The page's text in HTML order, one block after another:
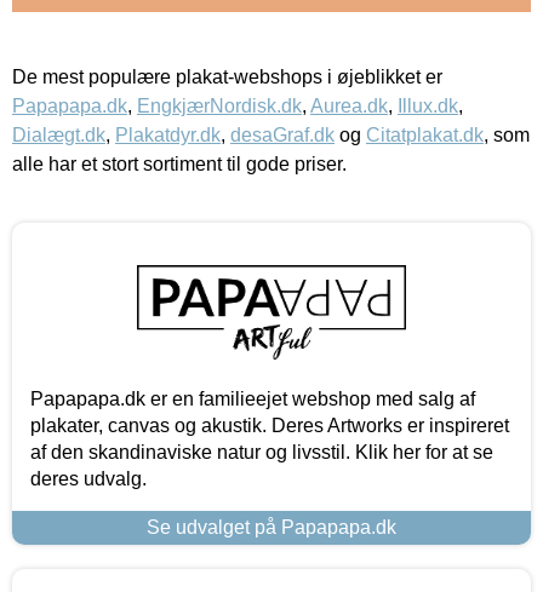
De mest populære plakat-webshops i øjeblikket er
Papapapa.dk, EngkjærNordisk.dk, Aurea.dk, Illux.dk,
Dialægt.dk, Plakatdyr.dk, desaGraf.dk og Citatplakat.dk, som
alle har et stort sortiment til gode priser.
Papapapa.dk er en familieejet webshop med salg af
plakater, canvas og akustik. Deres Artworks er inspireret
af den skandinaviske natur og livsstil. Klik her for at se
deres udvalg.
Se udvalget på Papapapa.dk